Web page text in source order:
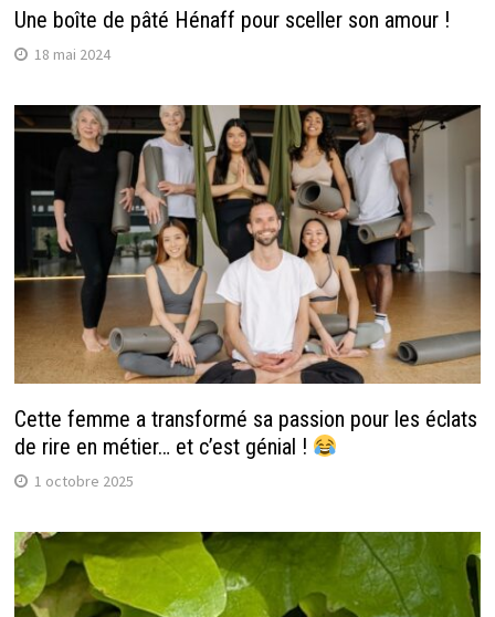
Une boîte de pâté Hénaff pour sceller son amour !
18 mai 2024
Cette femme a transformé sa passion pour les éclats
de rire en métier… et c’est génial !
1 octobre 2025